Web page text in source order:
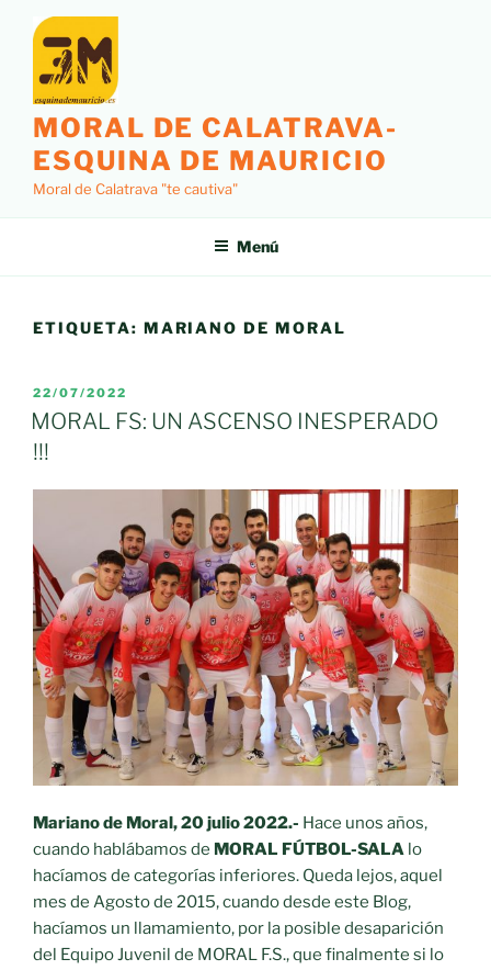
contenido
MORAL DE CALATRAVA-
ESQUINA DE MAURICIO
Moral de Calatrava "te cautiva"
Menú
ETIQUETA: MARIANO DE MORAL
PUBLICADO
EL
22/07/2022
MORAL FS: UN ASCENSO INESPERADO
!!!
Mariano de Moral, 20 julio 2022.- Hace unos años,
cuando hablábamos de MORAL FÚTBOL-SALA lo
hacíamos de categorías inferiores. Queda lejos, aquel
mes de Agosto de 2015, cuando desde este Blog,
hacíamos un llamamiento, por la posible desaparición
del Equipo Juvenil de MORAL F.S., que finalmente si lo